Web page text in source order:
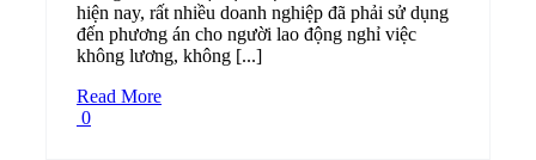
hiện nay, rất nhiều doanh nghiệp đã phải sử dụng
đến phương án cho người lao động nghỉ việc
không lương, không [...]
Read More
0